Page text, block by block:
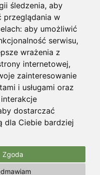
śledzenia, aby
przeglądania w
aby umożliwić
serwisu,
wrażenia z
internetowej,
zainteresowanie
i usługami oraz
dostarczać
dla Ciebie bardziej
Zgoda
zastrzeżone. Designed by